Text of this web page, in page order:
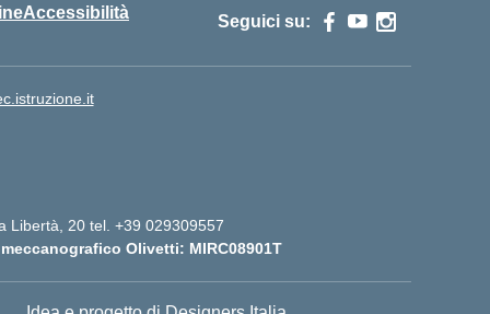
Accessibilità Seguici su:
Libertà, 20 tel. +39 029309557
Olivetti: MIRC08901T